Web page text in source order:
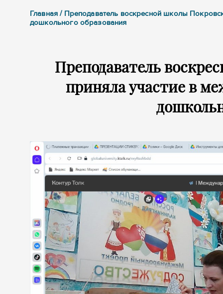
Главная / Преподаватель воскресной школы
дошкольного образования
Преподаватель
приняла участие в